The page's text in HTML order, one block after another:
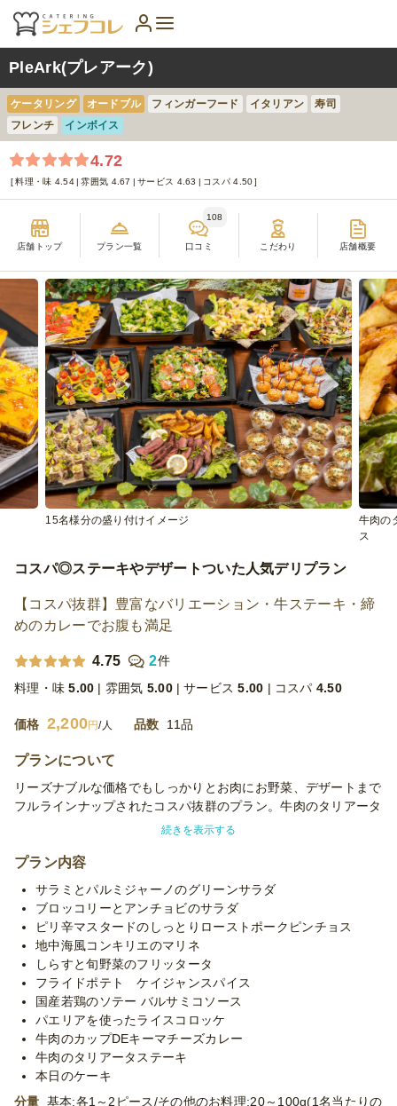
PleArk(プレアーク)
ケータリング オードブル フィンガーフード イタリアン
寿司
フレンチ
インボイス
4.72
料理・味 4.54 雰囲気 4.67 サービス 4.63 コスパ 4.50
店舗トップ プラン一覧 口コミ
108
こだわり 店舗概要
15名様分の盛り付けイメージ
牛肉の
ス
コスパ◎ステーキやデザートついた人気デリプラン
【コスパ抜群】豊富なバリエーション・牛ステーキ・締
めのカレーでお腹も満足
4.75 2件
料理・味 5.00 雰囲気 5.00 サービス 5.00 コスパ 4.50
価格 2,200円/人 品数 11品
プランについて
リーズナブルな価格でもしっかりとお肉にお野菜、デザートまで
フルラインナップされたコスパ抜群のプラン。牛肉のタリアータ
ステーキやピリ辛マスタードのローストポークピンチョスなど、
エリアを使ったライスコロッケで満足感もたっぷり。しらすと旬
野菜のフリッタータやブロッコリーとアンチョビのサラダなど前
菜やお野菜もたっぷりな豊かな味わいをどうぞ！
※使い捨て容器でお届けするデリバリープランです。設置・配
膳・撤収等のサービスはついておりません。
※「10卓に配置」などお客様ご指定の数の卓に配置する場合、
追加容器代金をいただいたり、容器が変更になる場合がございま
す。予めご了承くださいませ。
※常温でお届けいたします。
※季節毎の仕入れによりメニューが変わる場合がございます。予
めご了承ください。
※プランに記載のあるメニュー以外もご対応が可能です。お気軽
続きを表示する
プラン内容
サラミとパルミジャーノのグリーンサラダ
ブロッコリーとアンチョビのサラダ
ピリ辛マスタードのしっとりローストポークピンチョス
地中海風コンキリエのマリネ
しらすと旬野菜のフリッタータ
フライドポテト ケイジャンスパイス
国産若鶏のソテー バルサミコソース
パエリアを使ったライスコロッケ
牛肉のカップDEキーマチーズカレー
牛肉のタリアータステーキ
本日のケーキ
分量 基本:各1～2ピース/その他のお料理:20～100g(1名当たりの